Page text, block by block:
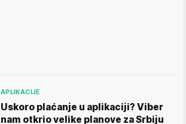
APLIKACIJE
Uskoro plaćanje u aplikaciji? Viber
nam otkrio velike planove za Srbiju